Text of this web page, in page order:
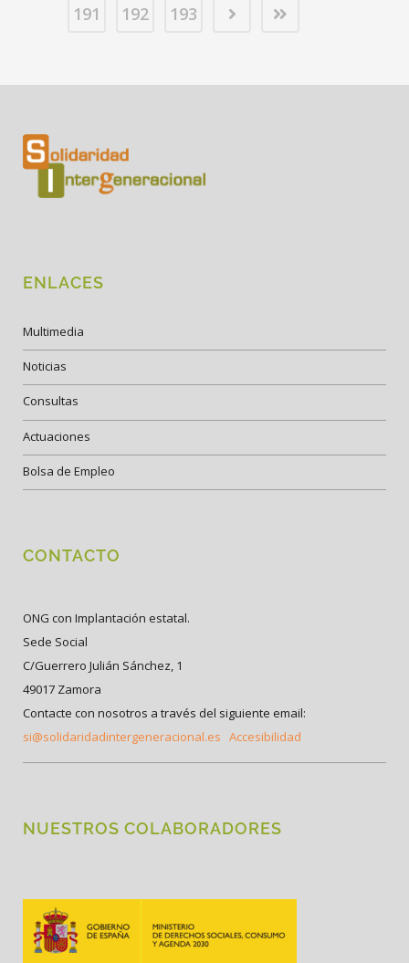
191
192 193
ENLACES
Multimedia
Noticias
Consultas
Actuaciones
Bolsa de Empleo
CONTACTO
ONG con Implantación estatal.
Sede Social
C/Guerrero Julián Sánchez, 1
49017 Zamora
Contacte con nosotros a través del siguiente email:
si@solidaridadintergeneracional.es Accesibilidad
NUESTROS COLABORADORES